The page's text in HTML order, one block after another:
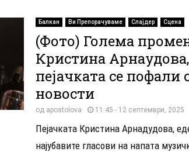
Балкан Ви Препорачуваме Слајдер Сцена
(Фото) Голема
Кристина Арнаудова,
пејачката се пофали
новости
од apostolova 11:45 - 12 септември, 2025
Пејачката Кристина Арнадудова,
најубавите гласови на напата